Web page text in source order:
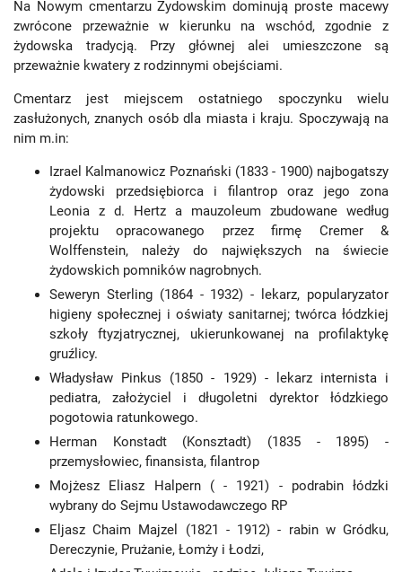
Na Nowym cmentarzu Żydowskim dominują proste macewy
zwrócone przeważnie w kierunku na wschód, zgodnie z
żydowska tradycją. Przy głównej alei umieszczone są
przeważnie kwatery z rodzinnymi obejściami.
Cmentarz jest miejscem ostatniego spoczynku wielu
zasłużonych, znanych osób dla miasta i kraju. Spoczywają na
nim m.in:
Izrael Kalmanowicz Poznański (1833 - 1900) najbogatszy
żydowski przedsiębiorca i filantrop oraz jego zona
Leonia z d. Hertz a mauzoleum zbudowane według
projektu opracowanego przez firmę Cremer &
Wolffenstein, należy do największych na świecie
żydowskich pomników nagrobnych.
Seweryn Sterling (1864 - 1932) - lekarz, popularyzator
higieny społecznej i oświaty sanitarnej; twórca łódzkiej
szkoły ftyzjatrycznej, ukierunkowanej na profilaktykę
gruźlicy.
Władysław Pinkus (1850 - 1929) - lekarz internista i
pediatra, założyciel i długoletni dyrektor łódzkiego
pogotowia ratunkowego.
Herman Konstadt (Konsztadt) (1835 - 1895) -
przemysłowiec, finansista, filantrop
Mojżesz Eliasz Halpern ( - 1921) - podrabin łódzki
wybrany do Sejmu Ustawodawczego RP
Eljasz Chaim Majzel (1821 - 1912) - rabin w Gródku,
Dereczynie, Prużanie, Łomży i Łodzi,